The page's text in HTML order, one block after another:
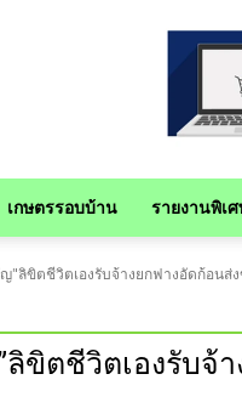
เกษตรรอบบ้าน รายงานพิเ
"ลิขิตชีวิตเองรับจ้างยกฟางอัดก้อนส่
ขิตชีวิตเองรับจ้